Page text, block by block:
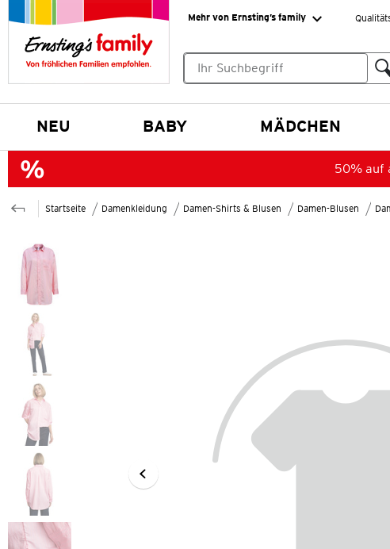
Mehr von Ernsting’s family
NEU BABY MÄDCHEN
50% auf
Startseite Damenkleidung Damen-Shirts & Blusen Damen-Blusen